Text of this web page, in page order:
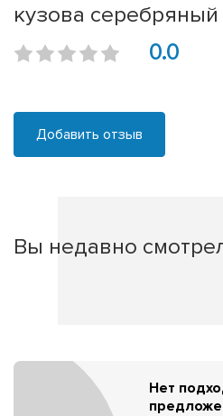
кузова
0.0
Добавить отзыв
Вы недавно
Нет